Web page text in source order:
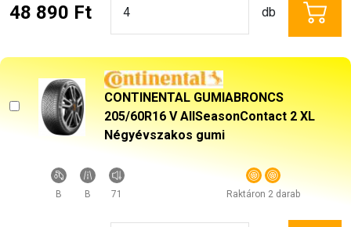
48 890 Ft db
CONTINENTAL GUMIABRONCS
205/60R16 V AllSeasonContact 2 XL
Négyévszakos gumi
B B 71 Raktáron 2 darab